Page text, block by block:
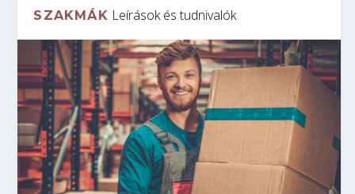
SZAKMÁK Leírások és tudnivalók